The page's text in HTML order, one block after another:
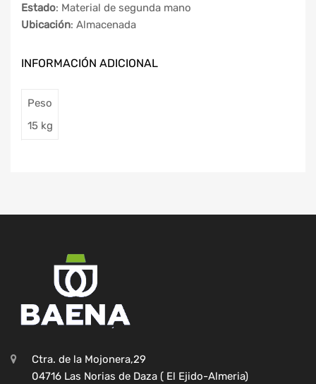
Estado: Material de segunda mano
Ubicación: Almacenada
INFORMACIÓN ADICIONAL
Peso
15 kg
Ctra. de la Mojonera,29
04716 Las Norias de Daza ( El Ejido-Almeria)